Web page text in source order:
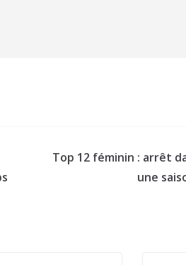
Top 12 féminin : arrêt
une